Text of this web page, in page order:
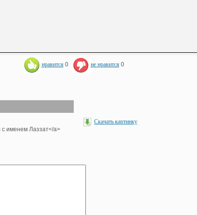
нравится 0 не нравится 0
с именем Лаззат</a>
Скачать картинку